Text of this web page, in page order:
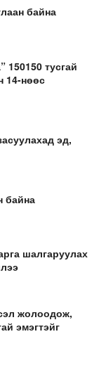
байна
150150 тусгай
14-нөөс
эд,
байна
шалгаруулах
жолоодож,
эмэгтэйг